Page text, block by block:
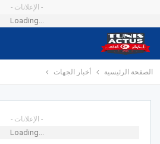
- الإعلانات -
Loading...
الصفحة الرئيسية أخبار الجهات
- الإعلانات -
Loading...